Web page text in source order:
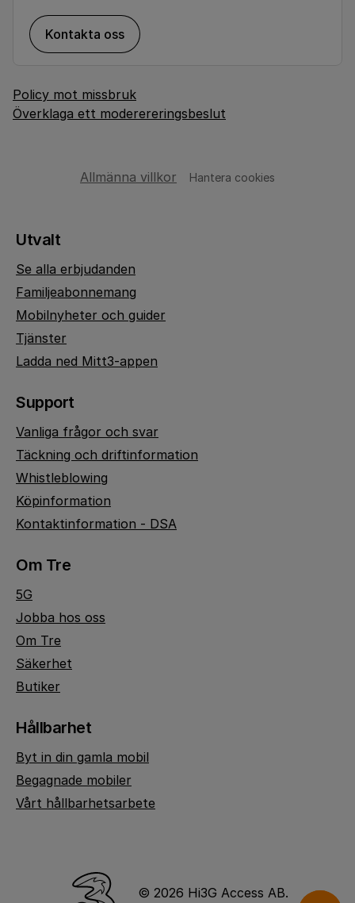
Kontakta oss
Policy mot missbruk
Överklaga ett moderereringsbeslut
Allmänna villkor Hantera cookies
Utvalt
Se alla erbjudanden
Familjeabonnemang
Mobilnyheter och guider
Tjänster
Ladda ned Mitt3-appen
Support
Vanliga frågor och svar
Täckning och driftinformation
Whistleblowing
Köpinformation
Kontaktinformation - DSA
Om Tre
5G
Jobba hos oss
Om Tre
Säkerhet
Butiker
Hållbarhet
Byt in din gamla mobil
Begagnade mobiler
Vårt hållbarhetsarbete
© 2026 Hi3G Access AB.